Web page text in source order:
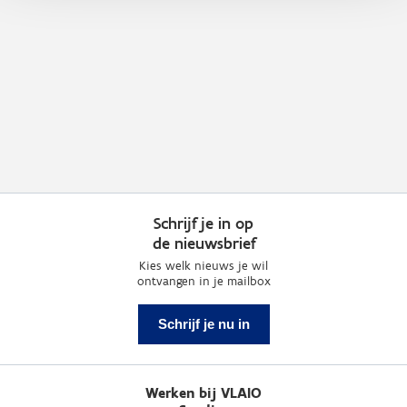
Schrijf je in op
de nieuwsbrief
Kies welk nieuws je wil
ontvangen in je mailbox
Schrijf je nu in
Werken bij VLAIO